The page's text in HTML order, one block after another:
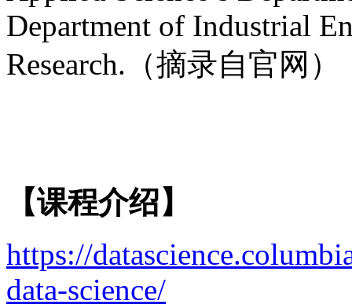
Department of Industrial
Research.（摘录自官网）
【课程介绍】
https://
data-science/